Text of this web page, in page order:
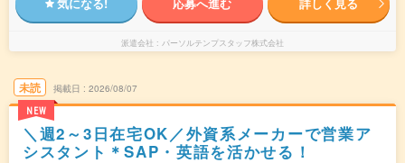
派遣会社 パーソルテンプスタッフ株式会社
未読
NEW
掲載日 2026/08/07
＼週2～3日在宅OK／外資系メーカーで営業ア
シスタント＊SAP・英語を活かせる！